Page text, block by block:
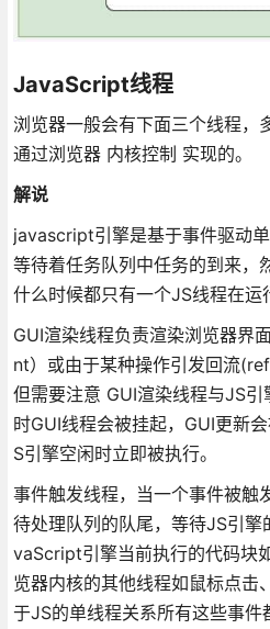
JavaScript线程
浏览器一般会有下面三个线程，
通过浏览器 内核控制 实现的。
解说
javascript引擎是基于事件驱动
等待着任务队列中任务的到来，
什么时候都只有一个JS线程在运
GUI渲染线程负责渲染浏览器界
nt）或由于某种操作引发回流
但需要注意 GUI渲染线程与JS
时GUI线程会被挂起，GUI更新
S引擎空闲时立即被执行。
事件触发线程，当一个事件被触
待处理队列的队尾，等待JS引
vaScript引擎当前执行的代码块
览器内核的其他线程如鼠标点击
于JS的单线程关系所有这些事件